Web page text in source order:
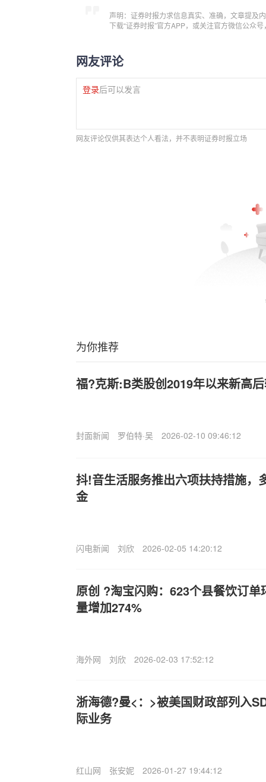
声明：证券时报力求信息真实、准确，文章提及
下载“证券时报”官方APP，或关注官方微信公众
网友评论
登录后可以发言
网友评论仅供其表达个人看法，并不表明证券时报立场
为你推荐
福?克斯:B类股创2019年以来新高
封面新闻 罗伯特·吴 2026-02-10 09:46:12
抖!音生活服务推出六项扶持措施，
金
闪电新闻 刘欣 2026-02-05 14:20:12
原创 ?淘宝闪购：623个县餐饮订单
量增加274%
海外网 刘欣 2026-02-03 17:52:12
浙海德?曼<：>被美国财政部列入
际业务
红山网 张安妮 2026-01-27 19:44:12